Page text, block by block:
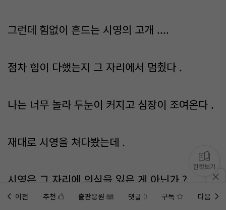
그런데 힘없이 흔드는 시영의 고개 ....
점차 힘이 다했는지 그 자리에서 멈췄다 .
나는 너무 놀라 두눈이 커지고 심장이 조여온다 .
재대로 시영을 쳐다봤는데 .
시영은 그 자리에 의식을 잃은 게 아닌가 ?
이전 추천 출판응원 댓글 0 구독 다음
한컷보기
홈에미노벨 웹추가하기 미노벨 앱설치하기